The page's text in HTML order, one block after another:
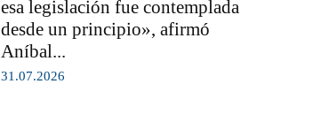
esa legislación fue contemplada
desde un principio», afirmó
Aníbal...
31.07.2026